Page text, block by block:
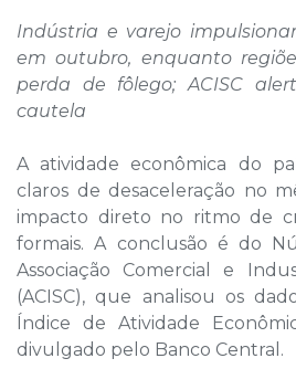
Indústria e varejo
em outubro, enquanto
perda de fôlego; ACISC
cautela
A atividade econômica do
claros de desaceleração no
impacto direto no ritmo de
formais. A conclusão é do
Associação Comercial e
(ACISC), que analisou os
Índice de Atividade
divulgado pelo Banco Central.